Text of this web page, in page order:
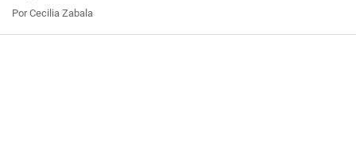
Por Cecilia Zabala